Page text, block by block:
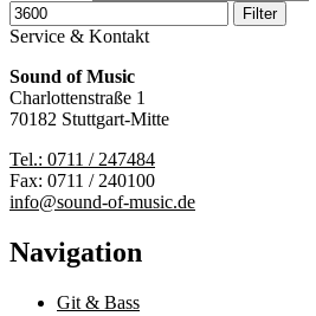
Filter
Service & Kontakt
Sound of Music
Charlottenstraße 1
70182 Stuttgart-Mitte
Tel.: 0711 / 247484
Fax: 0711 / 240100
info@sound-of-music.de
Navigation
Git & Bass